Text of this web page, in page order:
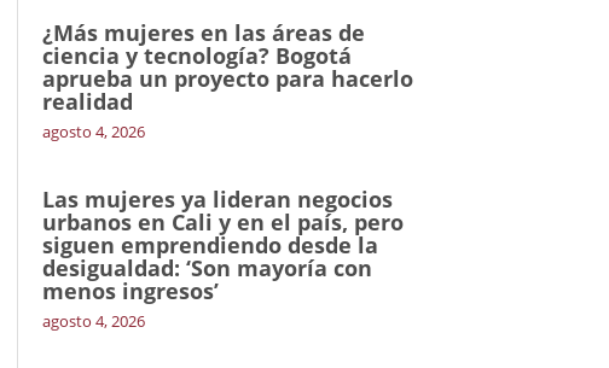
¿Más mujeres en las áreas de
ciencia y tecnología? Bogotá
aprueba un proyecto para hacerlo
realidad
agosto 4, 2026
Las mujeres ya lideran negocios
urbanos en Cali y en el país, pero
siguen emprendiendo desde la
desigualdad: ‘Son mayoría con
menos ingresos’
agosto 4, 2026